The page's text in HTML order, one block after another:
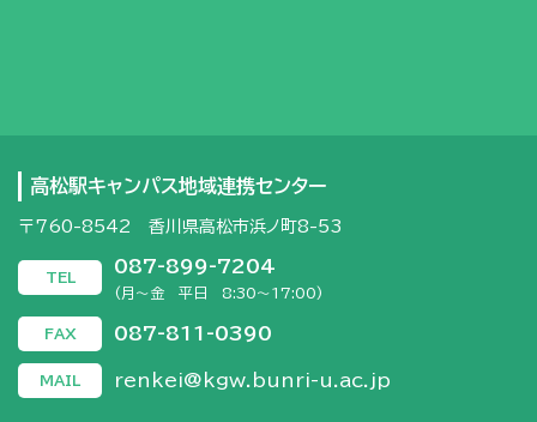
高松駅キャンパス地域連携センター
〒760-8542 香川県高松市浜ノ町8-53
TEL
087-899-7204
(月～金 平日 8:30～17:00)
FAX 087-811-0390
MAIL renkei@kgw.bunri-u.ac.jp